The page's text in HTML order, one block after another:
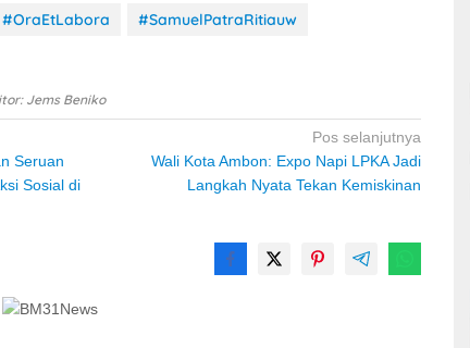
#OraEtLabora
#SamuelPatraRitiauw
Jems Beniko
Seruan
Sosial di
Pos selanjutnya
Wali Kota Ambon: Expo Napi LPKA Jadi
Langkah Nyata Tekan Kemiskinan